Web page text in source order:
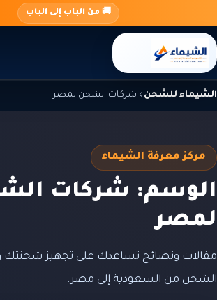
المحتوى
🚚 من الباب إلى الباب
الشيماء للشحن › شركات الشحن لمصر
مركز معرفة الشيماء
الوسم: شركات
لمصر
مقالات ونصائح تساعدك على تجهيز
الشحن من السعودية إلى مصر.